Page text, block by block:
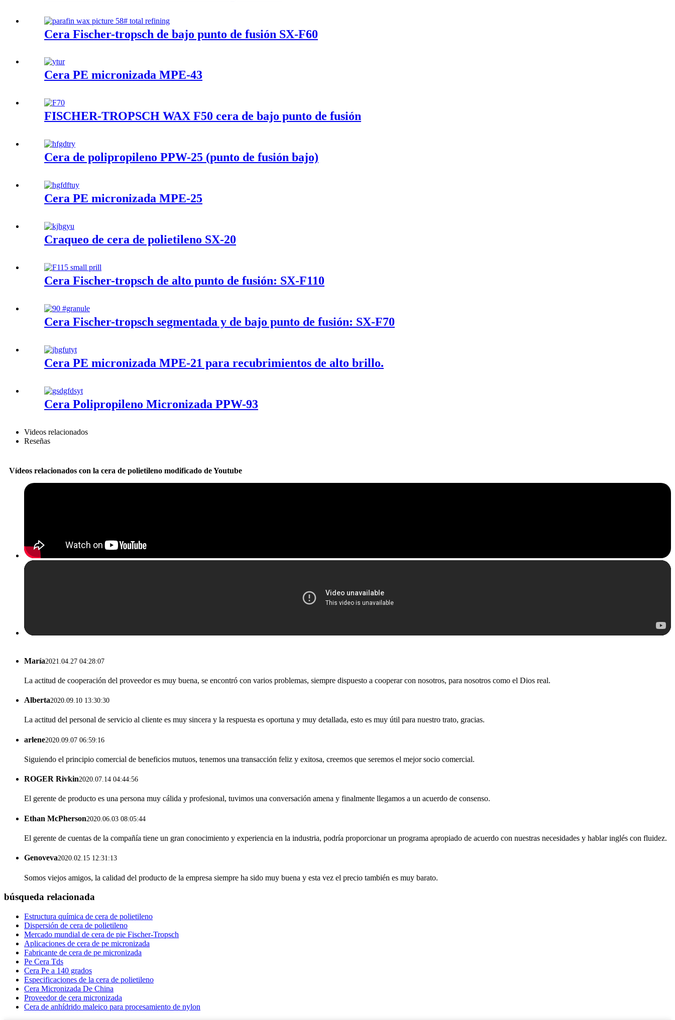
Cera Fischer-tropsch de bajo punto de fusión SX-F60
Cera PE micronizada MPE-43
FISCHER-TROPSCH WAX F50 cera de bajo punto de fusión
Cera de polipropileno PPW-25 (punto de fusión bajo)
Cera PE micronizada MPE-25
Craqueo de cera de polietileno SX-20
Cera Fischer-tropsch de alto punto de fusión: SX-F110
Cera Fischer-tropsch segmentada y de bajo punto de fusión: SX-F70
Cera PE micronizada MPE-21 para recubrimientos de alto brillo.
Cera Polipropileno Micronizada PPW-93
Videos relacionados
Reseñas
Vídeos relacionados con la cera de polietileno modificado de Youtube
María2021.04.27 04:28:07
La actitud de cooperación del proveedor es muy buena, se encontró con varios problemas, siempre dispuesto a cooperar con nosotros, para nosotros como el Dios real.
Alberta2020.09.10 13:30:30
La actitud del personal de servicio al cliente es muy sincera y la respuesta es oportuna y muy detallada, esto es muy útil para nuestro trato, gracias.
arlene2020.09.07 06:59:16
Siguiendo el principio comercial de beneficios mutuos, tenemos una transacción feliz y exitosa, creemos que seremos el mejor socio comercial.
ROGER Rivkin2020.07.14 04:44:56
El gerente de producto es una persona muy cálida y profesional, tuvimos una conversación amena y finalmente llegamos a un acuerdo de consenso.
Ethan McPherson2020.06.03 08:05:44
El gerente de cuentas de la compañía tiene un gran conocimiento y experiencia en la industria, podría proporcionar un programa apropiado de acuerdo con nuestras necesidades y hablar inglés con fluidez.
Genoveva2020.02.15 12:31:13
Somos viejos amigos, la calidad del producto de la empresa siempre ha sido muy buena y esta vez el precio también es muy barato.
búsqueda relacionada
Estructura química de cera de polietileno
Dispersión de cera de polietileno
Mercado mundial de cera de pie Fischer-Tropsch
Aplicaciones de cera de pe micronizada
Fabricante de cera de pe micronizada
Pe Cera Tds
Cera Pe a 140 grados
Especificaciones de la cera de polietileno
Cera Micronizada De China
Proveedor de cera micronizada
Cera de anhídrido maleico para procesamiento de nylon